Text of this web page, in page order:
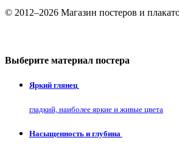
© 2012–2026 Магазин постеров и
Выберите материал постера
Яркий глянец
гладкий, наиболее яркие и живые цвета
Насыщенность и глубина